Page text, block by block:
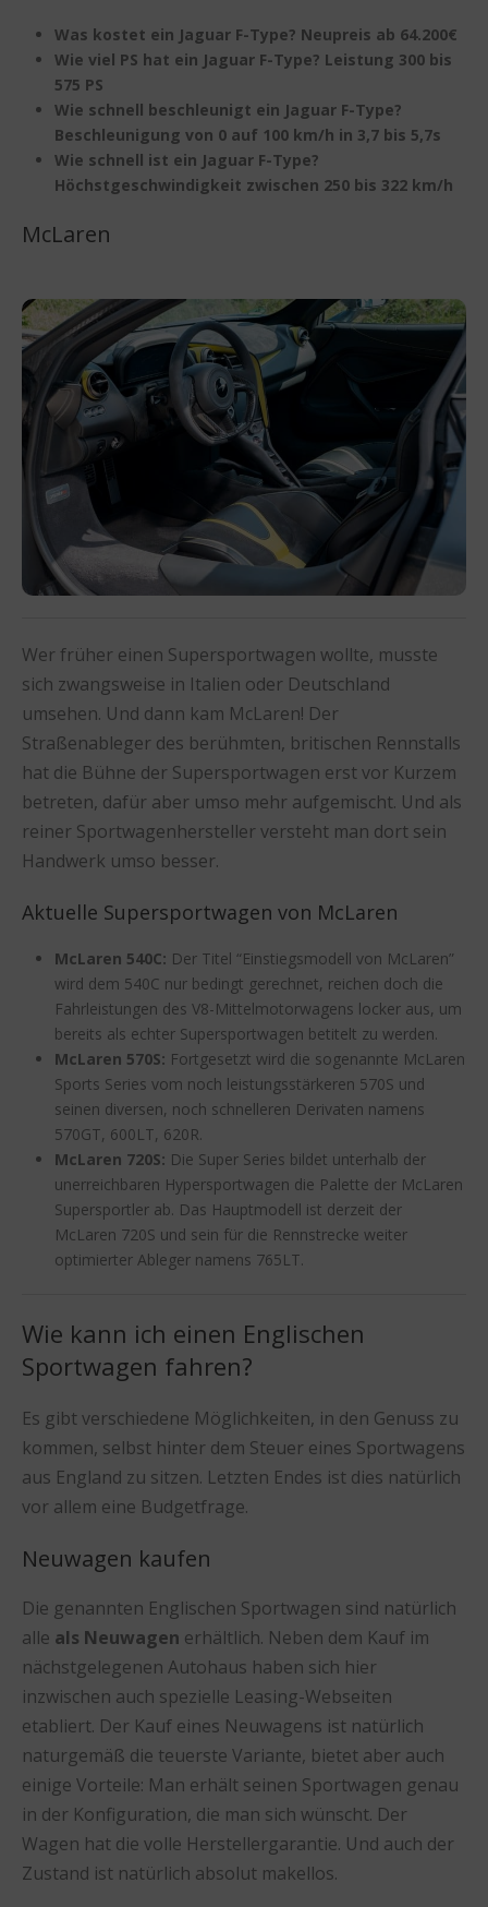
Was kostet ein Jaguar F-Type? Neupreis ab 64.200€
Wie viel PS hat ein Jaguar F-Type? Leistung 300 bis
575 PS
Wie schnell beschleunigt ein Jaguar F-Type?
Beschleunigung von 0 auf 100 km/h in 3,7 bis 5,7s
Wie schnell ist ein Jaguar F-Type?
Höchstgeschwindigkeit zwischen 250 bis 322 km/h
McLaren
Wer früher einen Supersportwagen wollte, musste
sich zwangsweise in Italien oder Deutschland
umsehen. Und dann kam McLaren! Der
Straßenableger des berühmten, britischen Rennstalls
hat die Bühne der Supersportwagen erst vor Kurzem
betreten, dafür aber umso mehr aufgemischt. Und als
reiner Sportwagenhersteller versteht man dort sein
Handwerk umso besser.
Aktuelle Supersportwagen von McLaren
McLaren 540C: Der Titel “Einstiegsmodell von McLaren”
wird dem 540C nur bedingt gerechnet, reichen doch die
Fahrleistungen des V8-Mittelmotorwagens locker aus, um
bereits als echter Supersportwagen betitelt zu werden.
McLaren 570S: Fortgesetzt wird die sogenannte McLaren
Sports Series vom noch leistungsstärkeren 570S und
seinen diversen, noch schnelleren Derivaten namens
570GT, 600LT, 620R.
McLaren 720S: Die Super Series bildet unterhalb der
unerreichbaren Hypersportwagen die Palette der McLaren
Supersportler ab. Das Hauptmodell ist derzeit der
McLaren 720S und sein für die Rennstrecke weiter
optimierter Ableger namens 765LT.
Wie kann ich einen Englischen
Sportwagen fahren?
Es gibt verschiedene Möglichkeiten, in den Genuss zu
kommen, selbst hinter dem Steuer eines Sportwagens
aus England zu sitzen. Letzten Endes ist dies natürlich
vor allem eine Budgetfrage.
Neuwagen kaufen
Die genannten Englischen Sportwagen sind natürlich
alle als Neuwagen erhältlich. Neben dem Kauf im
nächstgelegenen Autohaus haben sich hier
inzwischen auch spezielle Leasing-Webseiten
etabliert. Der Kauf eines Neuwagens ist natürlich
naturgemäß die teuerste Variante, bietet aber auch
einige Vorteile: Man erhält seinen Sportwagen genau
in der Konfiguration, die man sich wünscht. Der
Wagen hat die volle Herstellergarantie. Und auch der
Zustand ist natürlich absolut makellos.